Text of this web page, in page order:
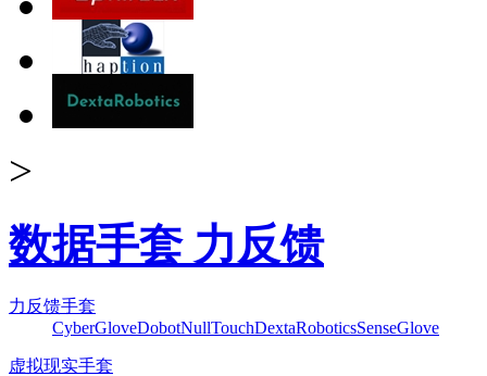
>
数据手套 力反馈
力反馈手套
CyberGloveDobotNullTouchDextaRoboticsSenseGlove
虚拟现实手套